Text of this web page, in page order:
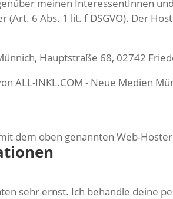
meinen InteressentInnen
6 Abs. 1 lit. f DSGVO). Der
Hauptstraße 68, 02742
ALL-INKL.COM - Neue Medien
dem oben genannten Web-
sehr ernst. Ich behandle deine